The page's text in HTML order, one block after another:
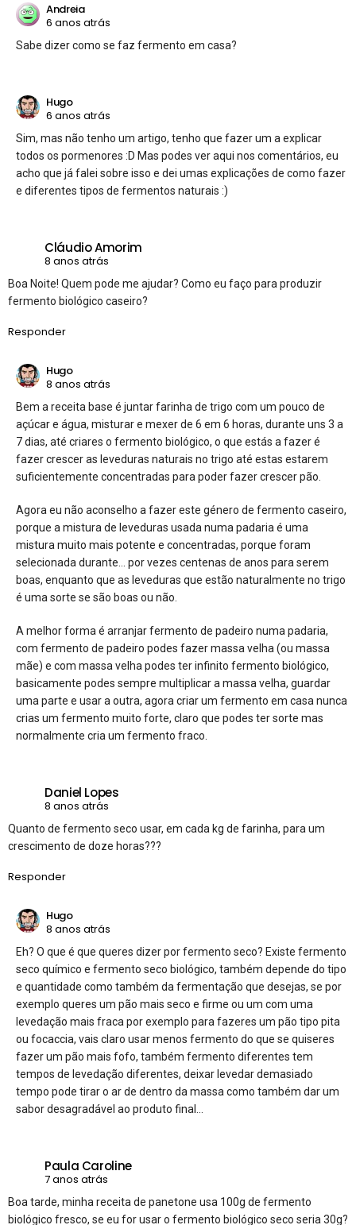
Andreia
6 anos atrás
Sabe dizer como se faz fermento em casa?
Hugo
6 anos atrás
Sim, mas não tenho um artigo, tenho que fazer um a explicar
todos os pormenores :D Mas podes ver aqui nos comentários, eu
acho que já falei sobre isso e dei umas explicações de como fazer
e diferentes tipos de fermentos naturais :)
Cláudio Amorim
8 anos atrás
Boa Noite! Quem pode me ajudar? Como eu faço para produzir
fermento biológico caseiro?
Responder
Hugo
8 anos atrás
Bem a receita base é juntar farinha de trigo com um pouco de
açúcar e água, misturar e mexer de 6 em 6 horas, durante uns 3 a
7 dias, até criares o fermento biológico, o que estás a fazer é
fazer crescer as leveduras naturais no trigo até estas estarem
suficientemente concentradas para poder fazer crescer pão.
Agora eu não aconselho a fazer este género de fermento caseiro,
porque a mistura de leveduras usada numa padaria é uma
mistura muito mais potente e concentradas, porque foram
selecionada durante… por vezes centenas de anos para serem
boas, enquanto que as leveduras que estão naturalmente no trigo
é uma sorte se são boas ou não.
A melhor forma é arranjar fermento de padeiro numa padaria,
com fermento de padeiro podes fazer massa velha (ou massa
mãe) e com massa velha podes ter infinito fermento biológico,
basicamente podes sempre multiplicar a massa velha, guardar
uma parte e usar a outra, agora criar um fermento em casa nunca
crias um fermento muito forte, claro que podes ter sorte mas
normalmente cria um fermento fraco.
Daniel Lopes
8 anos atrás
Quanto de fermento seco usar, em cada kg de farinha, para um
crescimento de doze horas???
Responder
Hugo
8 anos atrás
Eh? O que é que queres dizer por fermento seco? Existe fermento
seco químico e fermento seco biológico, também depende do tipo
e quantidade como também da fermentação que desejas, se por
exemplo queres um pão mais seco e firme ou um com uma
levedação mais fraca por exemplo para fazeres um pão tipo pita
ou focaccia, vais claro usar menos fermento do que se quiseres
fazer um pão mais fofo, também fermento diferentes tem
tempos de levedação diferentes, deixar levedar demasiado
tempo pode tirar o ar de dentro da massa como também dar um
sabor desagradável ao produto final…
Paula Caroline
7 anos atrás
Boa tarde, minha receita de panetone usa 100g de fermento
biológico fresco, se eu for usar o fermento biológico seco seria 30g?